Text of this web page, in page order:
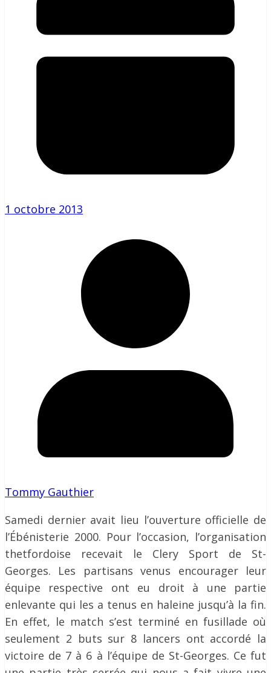
1 octobre 2013
Tommy Gauthier
Samedi dernier avait lieu l’ouverture officielle de
l’Ébénisterie 2000. Pour l’occasion, l’organisation
thetfordoise recevait le Clery Sport de St-
Georges. Les partisans venus encourager leur
équipe respective ont eu droit à une partie
enlevante qui les a tenus en haleine jusqu’à la fin.
En effet, le match s’est terminé en fusillade où
seulement 2 buts sur 8 lancers ont accordé la
victoire de 7 à 6 à l’équipe de St-Georges. Ce fut